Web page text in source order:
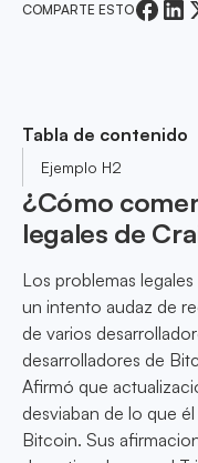
COMPARTE ESTO
Tabla de contenido
Ejemplo H2
¿Cómo
legales de
Los problemas
un intento audaz de
de varios
desarrolladores de
Afirmó que
desviaban de lo que
Bitcoin. Sus